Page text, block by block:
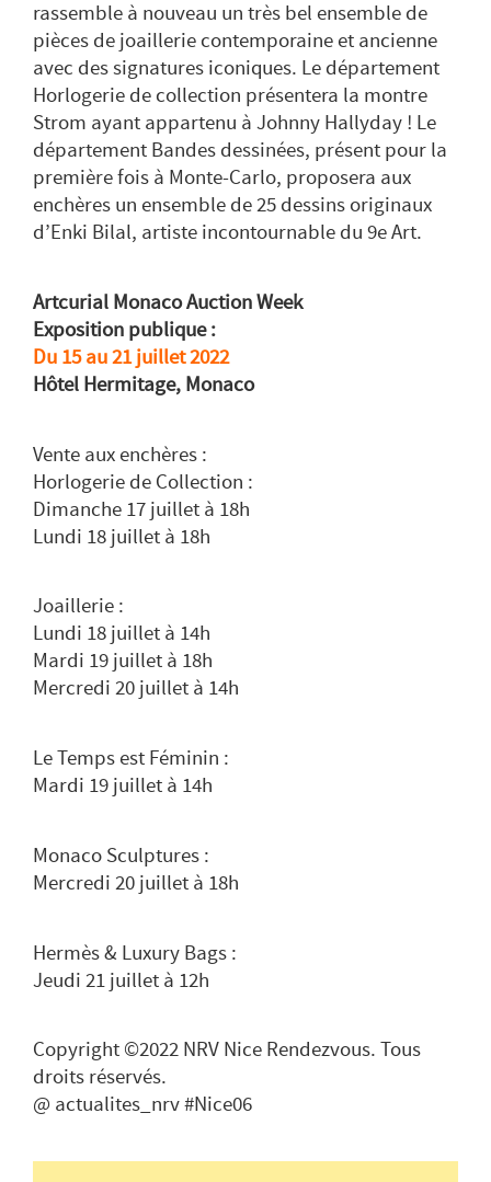
rassemble à nouveau un très bel ensemble de
pièces de joaillerie contemporaine et ancienne
avec des signatures iconiques. Le département
Horlogerie de collection présentera la montre
Strom ayant appartenu à Johnny Hallyday ! Le
département Bandes dessinées, présent pour la
première fois à Monte-Carlo, proposera aux
enchères un ensemble de 25 dessins originaux
d’Enki Bilal, artiste incontournable du 9e Art.
Artcurial Monaco Auction Week
Exposition publique :
Du 15 au 21 juillet 2022
Hôtel Hermitage, Monaco
Vente aux enchères :
Horlogerie de Collection :
Dimanche 17 juillet à 18h
Lundi 18 juillet à 18h
Joaillerie :
Lundi 18 juillet à 14h
Mardi 19 juillet à 18h
Mercredi 20 juillet à 14h
Le Temps est Féminin :
Mardi 19 juillet à 14h
Monaco Sculptures :
Mercredi 20 juillet à 18h
Hermès & Luxury Bags :
Jeudi 21 juillet à 12h
Copyright ©2022 NRV Nice Rendezvous. Tous
droits réservés.
@ actualites_nrv #Nice06